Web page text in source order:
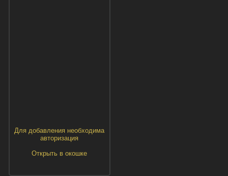
Для добавления необходима
авторизация
Открыть в окошке